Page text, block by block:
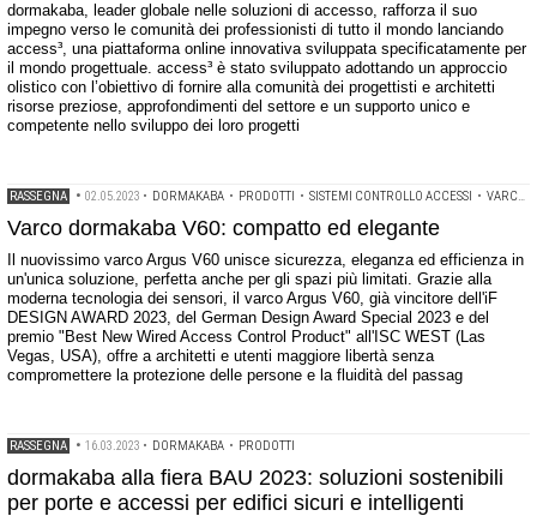
dormakaba, leader globale nelle soluzioni di accesso, rafforza il suo
impegno verso le comunità dei professionisti di tutto il mondo lanciando
access³, una piattaforma online innovativa sviluppata specificatamente per
il mondo progettuale. access³ è stato sviluppato adottando un approccio
olistico con l’obiettivo di fornire alla comunità dei progettisti e architetti
risorse preziose, approfondimenti del settore e un supporto unico e
competente nello sviluppo dei loro progetti
RASSEGNA • 02.05.2023 • DORMAKABA • PRODOTTI • SISTEMI CONTROLLO ACCESSI • VARCHI AUTOMATICI
Varco dormakaba V60: compatto ed elegante
Il nuovissimo varco Argus V60 unisce sicurezza, eleganza ed efficienza in
un'unica soluzione, perfetta anche per gli spazi più limitati. Grazie alla
moderna tecnologia dei sensori, il varco Argus V60, già vincitore dell'iF
DESIGN AWARD 2023, del German Design Award Special 2023 e del
premio "Best New Wired Access Control Product" all'ISC WEST (Las
Vegas, USA), offre a architetti e utenti maggiore libertà senza
compromettere la protezione delle persone e la fluidità del passag
RASSEGNA • 16.03.2023 • DORMAKABA • PRODOTTI
dormakaba alla fiera BAU 2023: soluzioni sostenibili
per porte e accessi per edifici sicuri e intelligenti